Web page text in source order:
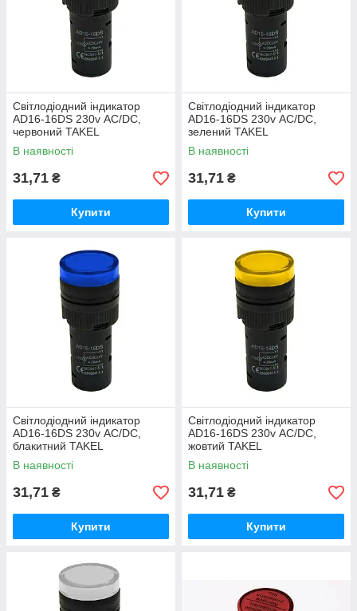
Світлодіодний індикатор
AD16-16DS 230v АC/DC,
червоний TAKEL
В наявності
31,71 ₴
Купити
Світлодіодний індикатор
AD16-16DS 230v АC/DC,
зелений TAKEL
В наявності
31,71 ₴
Купити
Світлодіодний індикатор
AD16-16DS 230v АC/DC,
блакитний TAKEL
В наявності
31,71 ₴
Купити
Світлодіодний індикатор
AD16-16DS 230v АC/DC,
жовтий TAKEL
В наявності
31,71 ₴
Купити